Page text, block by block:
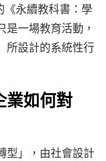
《永續教科書：學
一場教育活動，
所設計的系統性行
業如何對
型」，由社會設計